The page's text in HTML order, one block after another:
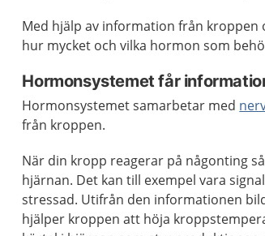
Med hjälp av information från
hur mycket och vilka hormon som
Hormonsystemet får
Hormonsystemet samarbetar med
från kroppen.
När din kropp reagerar på någonting
hjärnan. Det kan till exempel vara
stressad. Utifrån den informationen
hjälper kroppen att höja